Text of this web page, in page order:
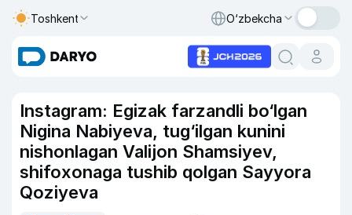
Toshkent O‘zbekcha
Instagram: Egizak farzandli bo‘lgan
Nigina Nabiyeva, tug‘ilgan kunini
nishonlagan Valijon Shamsiyev,
shifoxonaga tushib qolgan Sayyora
Qoziyeva